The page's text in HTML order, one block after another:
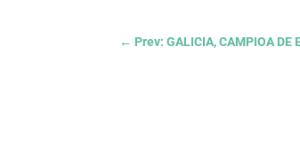
← Prev: GALICIA, CAMPIOA DE